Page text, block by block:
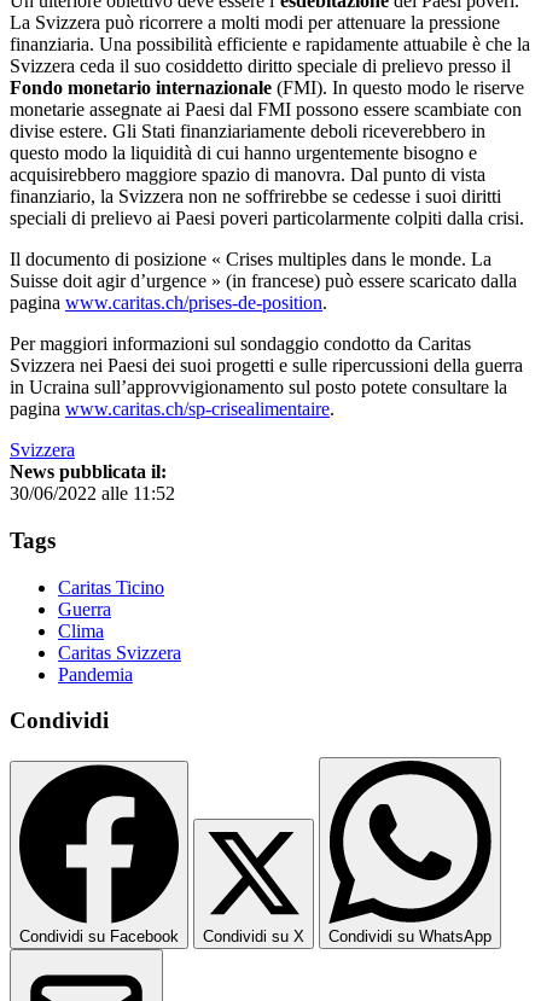
La Svizzera può ricorrere a molti modi per attenuare la pressione
finanziaria. Una possibilità efficiente e rapidamente attuabile è che la
Svizzera ceda il suo cosiddetto diritto speciale di prelievo presso il
Fondo monetario internazionale (FMI). In questo modo le riserve
monetarie assegnate ai Paesi dal FMI possono essere scambiate con
divise estere. Gli Stati finanziariamente deboli riceverebbero in
questo modo la liquidità di cui hanno urgentemente bisogno e
acquisirebbero maggiore spazio di manovra. Dal punto di vista
finanziario, la Svizzera non ne soffrirebbe se cedesse i suoi diritti
speciali di prelievo ai Paesi poveri particolarmente colpiti dalla crisi.
Il documento di posizione « Crises multiples dans le monde. La
Suisse doit agir d’urgence » (in francese) può essere scaricato dalla
pagina www.caritas.ch/prises-de-position.
Per maggiori informazioni sul sondaggio condotto da Caritas
Svizzera nei Paesi dei suoi progetti e sulle ripercussioni della guerra
in Ucraina sull’approvvigionamento sul posto potete consultare la
pagina www.caritas.ch/sp-crisealimentaire.
Svizzera
News pubblicata il:
30/06/2022 alle 11:52
Tags
Caritas Ticino
Guerra
Clima
Caritas Svizzera
Pandemia
Condividi
Condividi su Facebook Condividi su X Condividi su WhatsApp